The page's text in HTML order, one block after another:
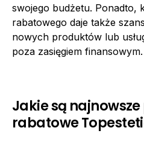
swojego budżetu. Ponadto,
rabatowego daje także
nowych produktów lub
poza zasięgiem finansowym.
Jakie są
rabatowe